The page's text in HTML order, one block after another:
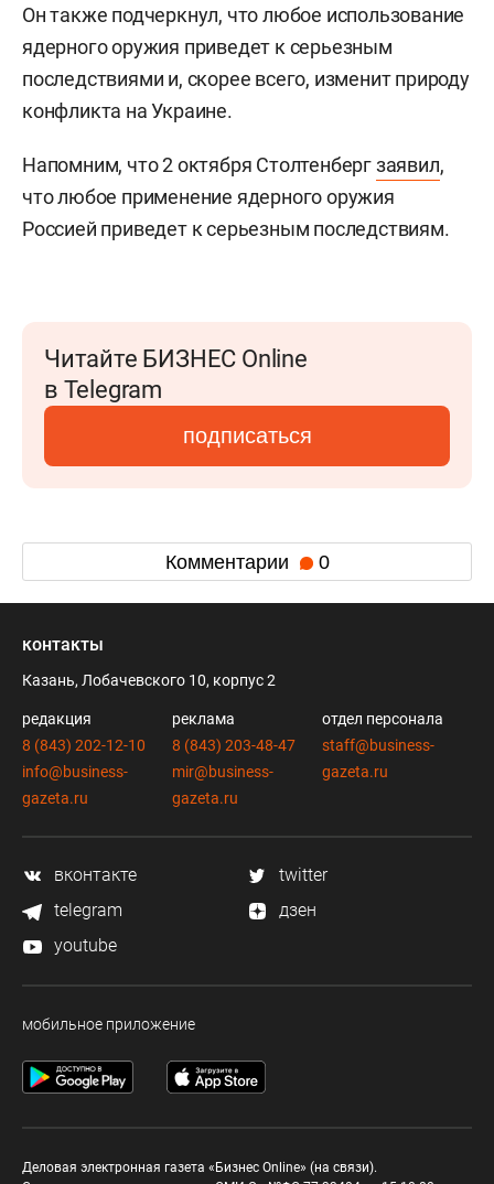
Он также подчеркнул, что любое использование
ядерного оружия приведет к серьезным
последствиями и, скорее всего, изменит природу
конфликта на Украине.
Напомним, что 2 октября Столтенбергзаявил,
что любое применение ядерного оружия
Россией приведет к серьезным последствиям.
Читайте БИЗНЕС Online
в Telegram
подписаться
Комментарии 0
контакты
Казань, Лобачевского 10, корпус 2
редакция
8 (843) 202-12-10
info@business-
gazeta.ru
реклама
8 (843) 203-48-47
mir@business-
gazeta.ru
отдел персонала
staff@business-
gazeta.ru
вконтакте
twitter
telegram
дзен
youtube
мобильное приложение
Деловая электронная газета «Бизнес Online» (на связи).